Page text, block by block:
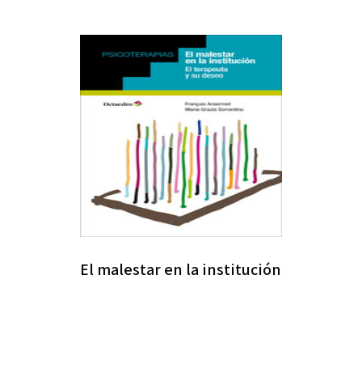
El malestar en la institución